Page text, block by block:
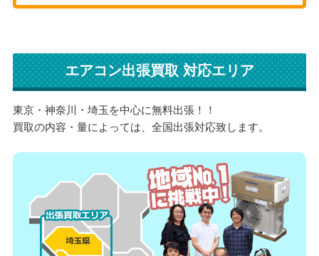
エアコン出張買取 対応エリア
東京・神奈川・埼玉を中心に無料出張！！
買取の内容・量によっては、全国出張対応致します。